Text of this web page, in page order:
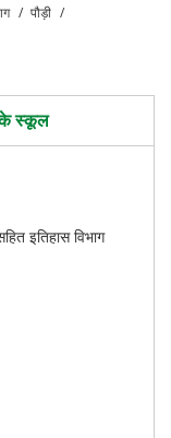
पौड़ी
के स्कूल
इतिहास विभाग